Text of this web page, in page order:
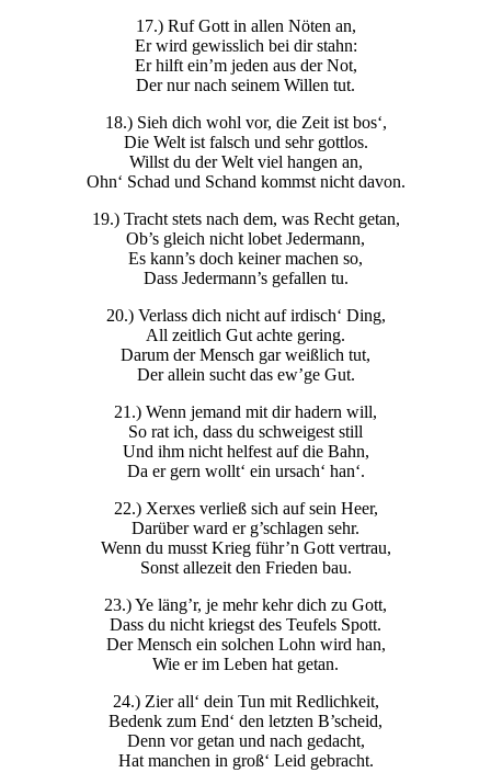
17.) Ruf Gott in allen Nöten an,
Er wird gewisslich bei dir stahn:
Er hilft ein’m jeden aus der Not,
Der nur nach seinem Willen tut.
18.) Sieh dich wohl vor, die Zeit ist bos‘,
Die Welt ist falsch und sehr gottlos.
Willst du der Welt viel hangen an,
Ohn‘ Schad und Schand kommst nicht davon.
19.) Tracht stets nach dem, was Recht getan,
Ob’s gleich nicht lobet Jedermann,
Es kann’s doch keiner machen so,
Dass Jedermann’s gefallen tu.
20.) Verlass dich nicht auf irdisch‘ Ding,
All zeitlich Gut achte gering.
Darum der Mensch gar weißlich tut,
Der allein sucht das ew’ge Gut.
21.) Wenn jemand mit dir hadern will,
So rat ich, dass du schweigest still
Und ihm nicht helfest auf die Bahn,
Da er gern wollt‘ ein ursach‘ han‘.
22.) Xerxes verließ sich auf sein Heer,
Darüber ward er g’schlagen sehr.
Wenn du musst Krieg führ’n Gott vertrau,
Sonst allezeit den Frieden bau.
23.) Ye läng’r, je mehr kehr dich zu Gott,
Dass du nicht kriegst des Teufels Spott.
Der Mensch ein solchen Lohn wird han,
Wie er im Leben hat getan.
24.) Zier all‘ dein Tun mit Redlichkeit,
Bedenk zum End‘ den letzten B’scheid,
Denn vor getan und nach gedacht,
Hat manchen in groß‘ Leid gebracht.